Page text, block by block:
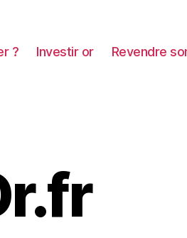
? Investir or Revendre